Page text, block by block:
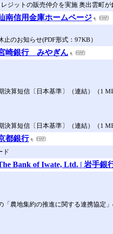
ジットの販売仲介を実施 奥出雲町
南信用金庫ホームページ
のお知らせ(PDF形式：97KB）
崎銀行 みやぎん
算短信〔日本基準〕（連結）（1 MB
算短信〔日本基準〕（連結）（1 MB
都銀行
ド
Bank of Iwate, Ltd. | 岩手銀
「農地集約の推進に関する連携協定